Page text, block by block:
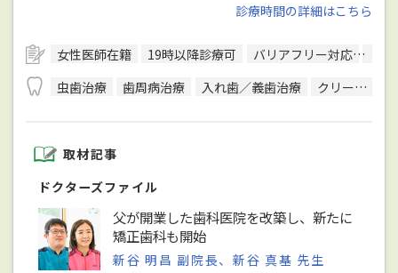
診療時間の詳細はこちら
女性医師在籍 19時以降診療可 バリアフリー対応
虫歯治療
歯周病治療 入れ歯／義歯治療 クリーニング
取材記事
ドクターズファイル
父が開業した歯科医院を改築し、新たに
矯正歯科も開始
新谷 明昌 副院長、新谷 真基 先生